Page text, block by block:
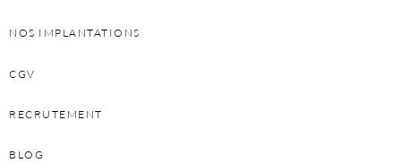
NOS IMPLANTATIONS
CGV
RECRUTEMENT
BLOG